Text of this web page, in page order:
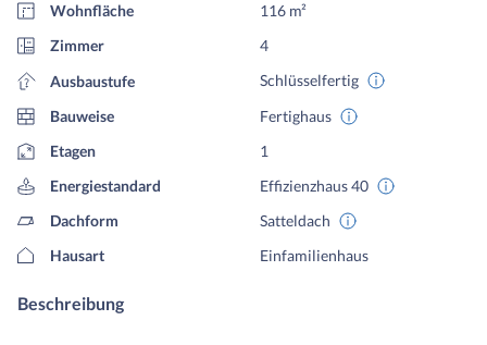
Wohnfläche
116 m²
Zimmer
4
Ausbaustufe
Schlüsselfertig
Bauweise
Fertighaus
Etagen
1
Energiestandard
Effizienzhaus 40
Dachform
Satteldach
Hausart
Einfamilienhaus
Beschreibung